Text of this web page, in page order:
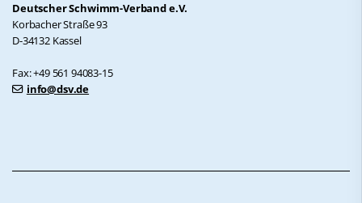
Deutscher Schwimm-Verband e.V.
Korbacher Straße 93
D-34132 Kassel
Fax: +49 561 94083-15
info@dsv.de